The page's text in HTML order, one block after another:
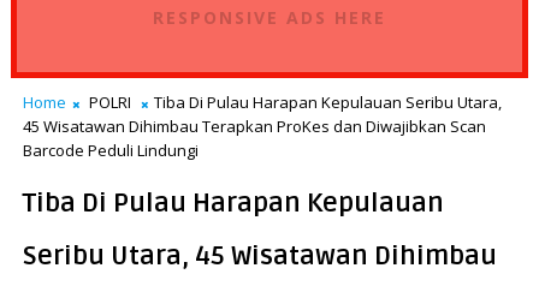
RESPONSIVE ADS HERE
Home POLRI
Tiba Di Pulau Harapan Kepulauan Seribu Utara,
45 Wisatawan Dihimbau Terapkan ProKes dan Diwajibkan Scan
Barcode Peduli Lindungi
Tiba Di Pulau Harapan Kepulauan
Seribu Utara, 45 Wisatawan Dihimbau